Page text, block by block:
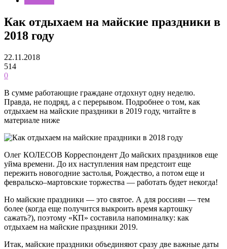
Как отдыхаем на майские праздники в
2018 году
22.11.2018
514
0
В сумме работающие граждане отдохнут одну неделю.
Правда, не подряд, а с перерывом. Подробнее о том, как
отдыхаем на майские праздники в 2019 году, читайте в
материале ниже
Олег КОЛЕСОВ Корреспондент До майских праздников еще
уйма времени. До их наступления нам предстоит еще
пережить новогодние застолья, Рождество, а потом еще и
февральско–мартовские торжества — работать будет некогда!
Но майские праздники — это святое. А для россиян — тем
более (когда еще получится выкроить время картошку
сажать?), поэтому «КП» составила напоминалку: как
отдыхаем на майские праздники 2019.
Итак, майские праздники объединяют сразу две важные даты